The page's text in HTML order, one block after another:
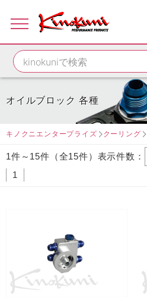
オイルブロック 各種
キノクニエンタープライズ クーリング
1件～15件（全15件）表示件数：
1